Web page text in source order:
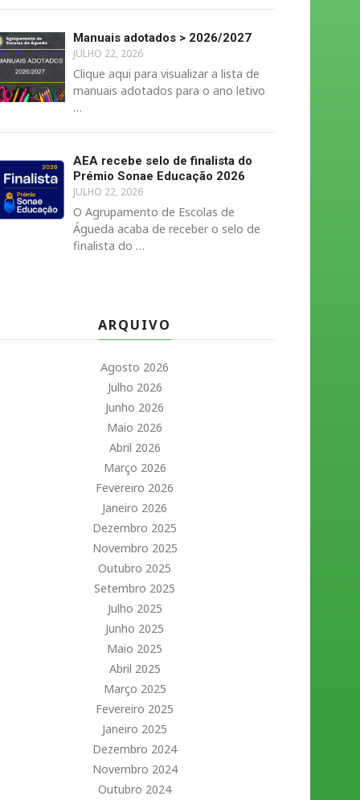
Manuais adotados > 2026/2027
JULHO 22, 2026
Clique aqui para visualizar a lista de
manuais adotados para o ano letivo
…
AEA recebe selo de finalista do
Prémio Sonae Educação 2026
JULHO 22, 2026
O Agrupamento de Escolas de
Águeda acaba de receber o selo de
finalista do …
ARQUIVO
Agosto 2026
Julho 2026
Junho 2026
Maio 2026
Abril 2026
Março 2026
Fevereiro 2026
Janeiro 2026
Dezembro 2025
Novembro 2025
Outubro 2025
Setembro 2025
Julho 2025
Junho 2025
Maio 2025
Abril 2025
Março 2025
Fevereiro 2025
Janeiro 2025
Dezembro 2024
Novembro 2024
Outubro 2024